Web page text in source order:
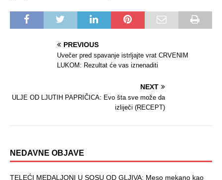
PREVIOUS
Uvečer pred spavanje istrljajte vrat CRVENIM
LUKOM: Rezultat će vas iznenaditi
NEXT
ULJE OD LJUTIH PAPRIČICA: Evo šta sve može da
izliječi (RECEPT)
NEDAVNE OBJAVE
TELEĆI MEDALJONI U SOSU OD GLJIVA: Meso mekano kao